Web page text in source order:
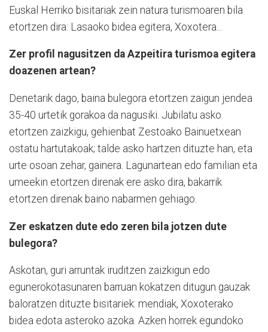
Euskal Herriko bisitariak zein natura turismoaren bila
etortzen dira: Lasaoko bidea egitera, Xoxotera...
Zer profil nagusitzen da Azpeitira turismoa egitera
doazenen artean?
Denetarik dago, baina bulegora etortzen zaigun jendea
35-40 urtetik gorakoa da nagusiki. Jubilatu asko
etortzen zaizkigu, gehienbat Zestoako Bainuetxean
ostatu hartutakoak; talde asko hartzen dituzte han, eta
urte osoan zehar, gainera. Lagunartean edo familian eta
umeekin etortzen direnak ere asko dira, bakarrik
etortzen direnak baino nabarmen gehiago.
Zer eskatzen dute edo zeren bila jotzen dute
bulegora?
Askotan, guri arruntak iruditzen zaizkigun edo
egunerokotasunaren barruan kokatzen ditugun gauzak
baloratzen dituzte bisitariek: mendiak, Xoxoterako
bidea edota asteroko azoka. Azken horrek egundoko